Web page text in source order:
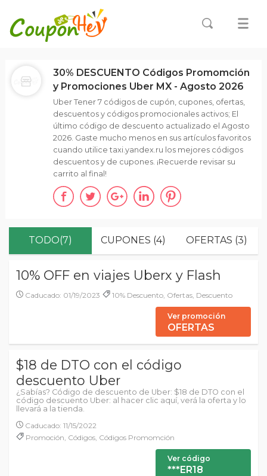
TODO(7) CUPONES (4) OFERTAS (3)
10% OFF en viajes Uberx y Flash
Caducado: 01/19/2023 10% Descuento, Ofertas, Descuento
Ver promoción
OFERTAS
$18 de DTO con el código
descuento Uber
¿Sabías? Código de descuento de Uber: $18 de DTO con el
código descuento Uber: al hacer clic aquí, verá la oferta y lo
llevará a la tienda.
Caducado: 11/15/2022
Promoción, Códigos, Códigos Promomción
Ver código
***ER18
30% DESCUENTO Códigos Promomción
y Promociones Uber MX - Agosto 2026
Uber Tener 7 códigos de cupón, cupones, ofertas,
descuentos y códigos promocionales activos; El
último código de descuento actualizado el Agosto
2026. Gaste mucho menos en sus artículos favoritos
cuando utilice taxi.yandex.ru los mejores códigos
descuentos y de cupones. ¡Recuerde revisar su
carrito al final!